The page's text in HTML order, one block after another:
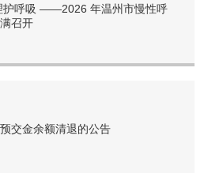
护呼吸 ——2026 年温州市慢性呼
召开
交金余额清退的公告